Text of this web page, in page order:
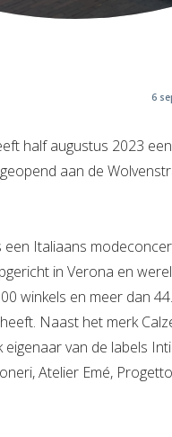
6
half augustus 2023 een
aan de
een Italiaans
in Verona en
winkels en meer dan
Naast het merk
van de labels
Atelier Emé,